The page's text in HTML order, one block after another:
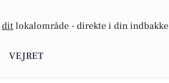
dit lokalområde - direkte i din indbakke
VEJRET